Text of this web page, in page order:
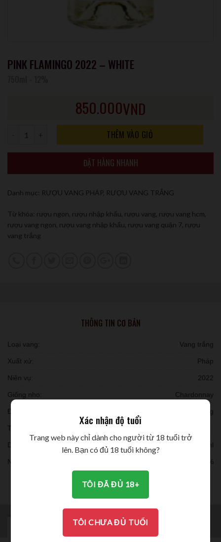
PINK FLAMINGO 2022 – WHITE
850.000VND
THÊM VÀO GIỎ
ĐẶT HÀNG NHANH
Danh mục: RƯỢU VANG PHÁP, RƯỢU VANG TRẮNG
Từ khóa: rượu ngon rượu nhập khẩu rượu vang rượu vang hcm
rượu vang ngon rượu vang nhập khẩu rượu vang quận 7 rượu
vang trắng
THÔNG TIN CƠ BẢN
Loại vang: Vang trắng
Xuất xứ: Pháp
Niên vụ: 2022
Giống nho: Chardonnay
Đóng chai: 6 chai/ thùng
Thời gian ủ:
Dung tích: 750ml
Nồng độ: 12%
THƯỞNG THỨC
BRAND
Xác nhận độ tuổi
Trang web này chỉ dành cho người từ 18 tuổi trở
lên. Bạn có đủ 18 tuổi không?
TÔI ĐÃ ĐỦ 18+
TÔI CHƯA ĐỦ TUỔI